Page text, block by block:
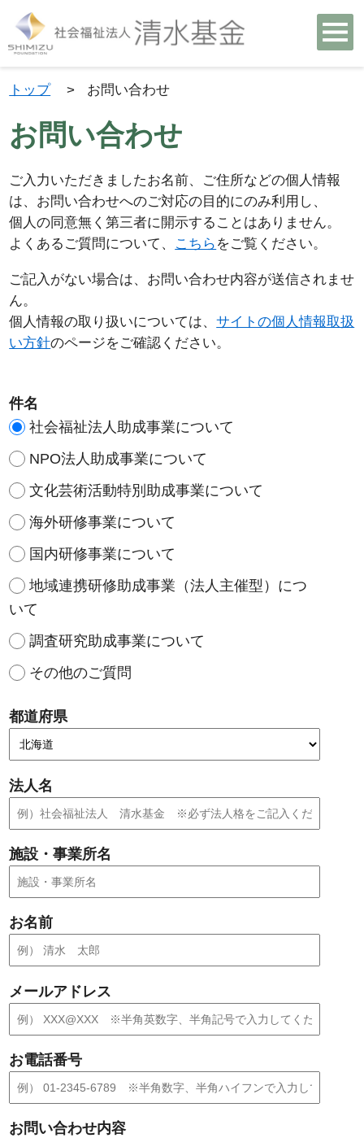
トップ > お問い合わせ
お問い合わせ
ご入力いただきましたお名前、ご住所などの個人情報
は、お問い合わせへのご対応の目的にのみ利用し、
個人の同意無く第三者に開示することはありません。
よくあるご質問について、 こちら をご覧ください。
ご記入がない場合は、お問い合わせ内容が送信されませ
ん。
個人情報の取り扱いについては、サイトの個人情報取扱
い方針のページをご確認ください。
件名
社会福祉法人助成事業について
NPO法人助成事業について
文化芸術活動特別助成事業について
海外研修事業について
国内研修事業について
地域連携研修助成事業（法人主催型）につ
いて
調査研究助成事業について
その他のご質問
都道府県
法人名
施設・事業所名
お名前
メールアドレス
お電話番号
お問い合わせ内容